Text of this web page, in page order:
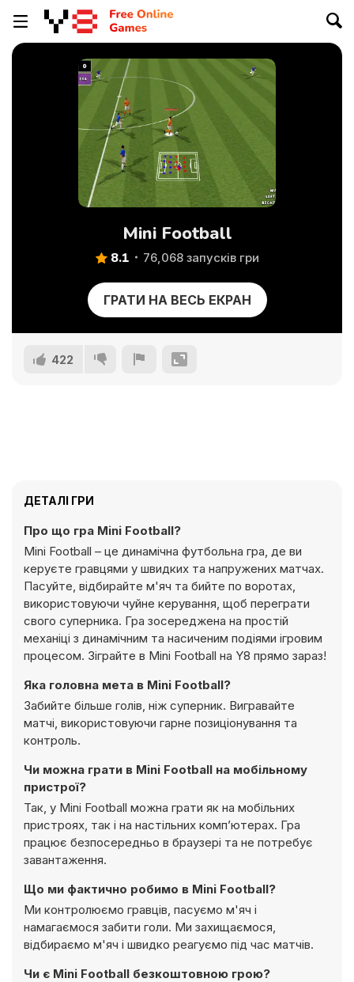
Mini Football
8.1 76,068 запусків гри
ГРАТИ НА ВЕСЬ ЕКРАН
422
ДЕТАЛІ ГРИ
Про що гра Mini Football?
Mini Football – це динамічна футбольна гра, де ви
керуєте гравцями у швидких та напружених матчах.
Пасуйте, відбирайте м'яч та бийте по воротах,
використовуючи чуйне керування, щоб переграти
свого суперника. Гра зосереджена на простій
механіці з динамічним та насиченим подіями ігровим
процесом. Зіграйте в Mini Football на Y8 прямо зараз!
Яка головна мета в Mini Football?
Забийте більше голів, ніж суперник. Вигравайте
матчі, використовуючи гарне позиціонування та
контроль.
Чи можна грати в Mini Football на мобільному
пристрої?
Так, у Mini Football можна грати як на мобільних
пристроях, так і на настільних комп’ютерах. Гра
працює безпосередньо в браузері та не потребує
завантаження.
Що ми фактично робимо в Mini Football?
Ми контролюємо гравців, пасуємо м'яч і
намагаємося забити голи. Ми захищаємося,
відбираємо м'яч і швидко реагуємо під час матчів.
Чи є Mini Football безкоштовною грою?